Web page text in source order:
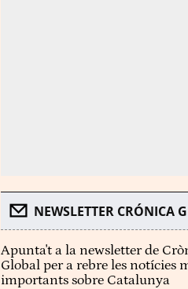
NEWSLETTER CRÓNICA
Apunta't a la newsletter de
Global per a rebre les notícies
importants sobre Catalunya